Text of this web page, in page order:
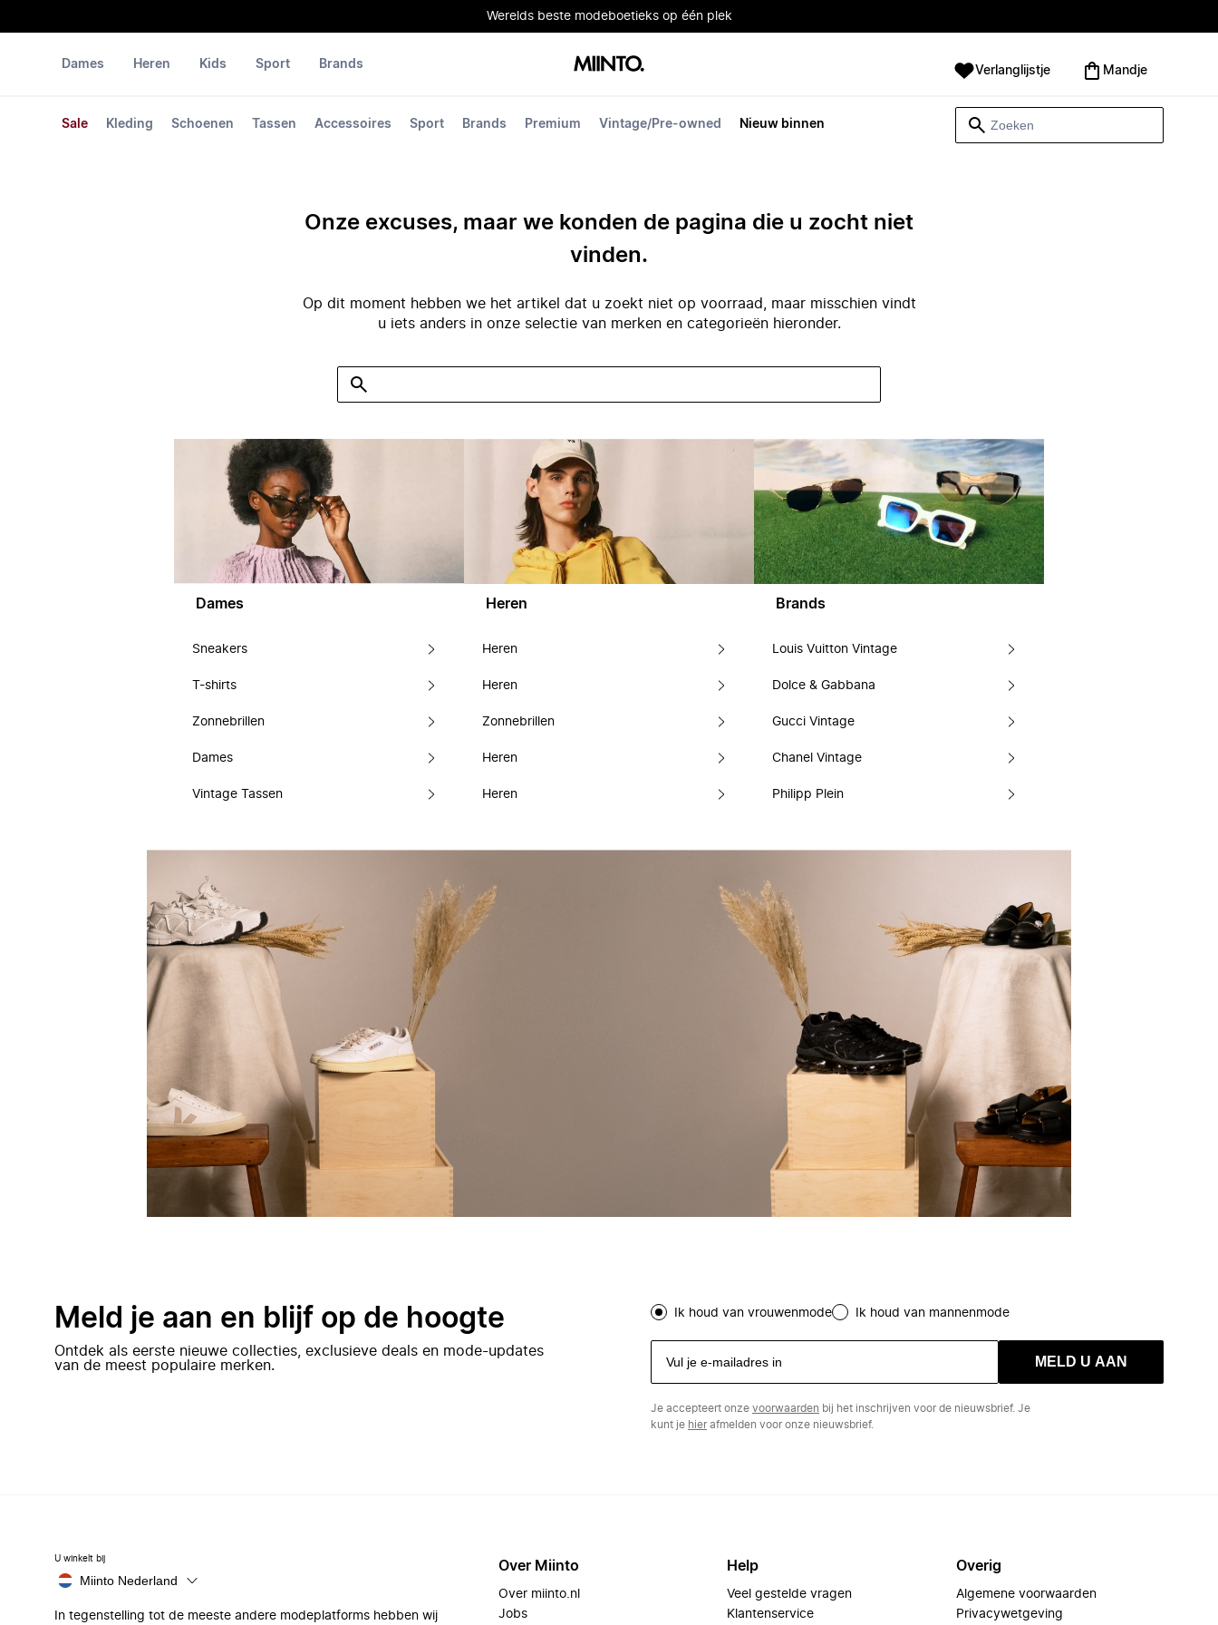
Werelds beste modeboetieks op één plek
Dames
Sale Kleding Schoenen Tassen Accessoires Sport Brands Premium Vintage/Pre-owned Nieuw binnen
Heren Kids Sport Brands Verlanglijstje Mandje
Onze excuses, maar we konden de pagina die u zocht niet
vinden.
Op dit moment hebben we het artikel dat u zoekt niet op voorraad, maar misschien vindt
u iets anders in onze selectie van merken en categorieën hieronder.
Dames
Sneakers
T-shirts
Zonnebrillen
Dames
Vintage Tassen
Heren
Heren
Heren
Zonnebrillen
Heren
Heren
Brands
Louis Vuitton Vintage
Dolce & Gabbana
Gucci Vintage
Chanel Vintage
Philipp Plein
Meld je aan en blijf op de hoogte
Ontdek als eerste nieuwe collecties, exclusieve deals en mode-updates
van de meest populaire merken.
Ik houd van vrouwenmode Ik houd van mannenmode
MELD U AAN
Je accepteert onze voorwaarden bij het inschrijven voor de nieuwsbrief. Je
kunt je hierafmelden voor onze nieuwsbrief.
U winkelt bij
Miinto Nederland
In tegenstelling tot de meeste andere modeplatforms hebben wij
Over Miinto
Over miinto.nl
Jobs
Help
Veel gestelde vragen
Klantenservice
Overig
Algemene voorwaarden
Privacywetgeving